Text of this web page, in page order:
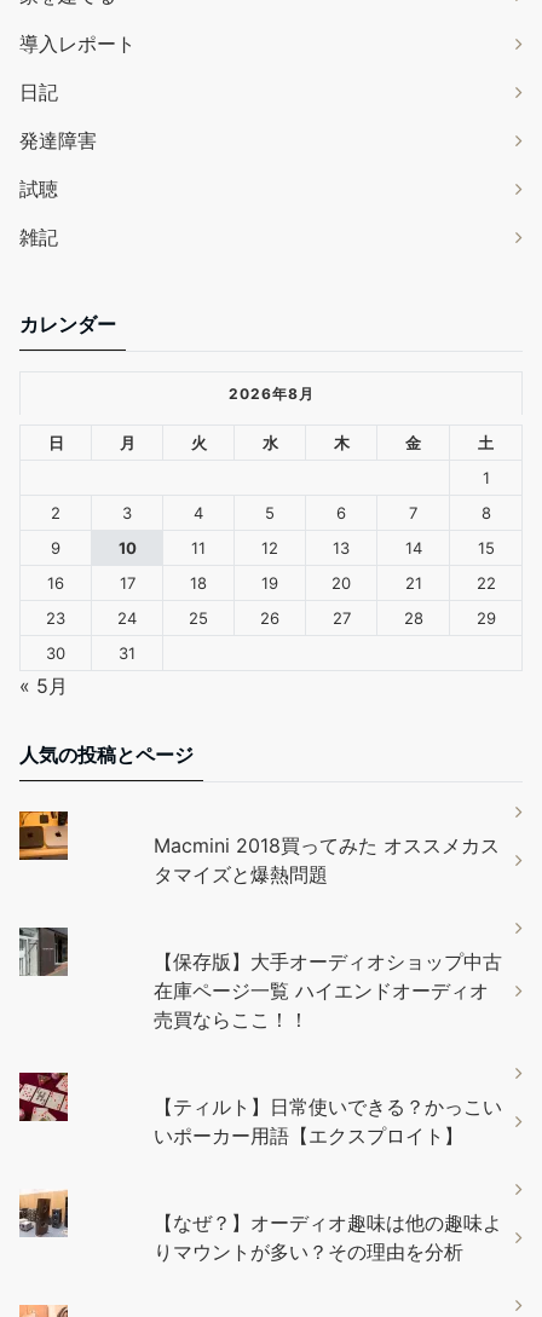
導入レポート
日記
発達障害
試聴
雑記
カレンダー
2026年8月
日 月 火 水 木 金
土
1
2
3 4 5 6 7
8
9
10 11 12 13 14
15
16
17 18 19 20 21
22
23
24 25 26 27 28
29
30
31
« 5月
人気の投稿とページ
Macmini 2018買ってみた オススメカス
タマイズと爆熱問題
【保存版】大手オーディオショップ中古
在庫ページ一覧 ハイエンドオーディオ
売買ならここ！！
【ティルト】日常使いできる？かっこい
いポーカー用語【エクスプロイト】
【なぜ？】オーディオ趣味は他の趣味よ
りマウントが多い？その理由を分析